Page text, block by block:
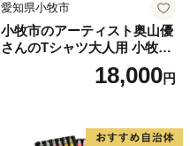
愛知県小牧市
小牧市のアーティスト奥山優
さんのTシャツ大人用 小牧市
18,000円